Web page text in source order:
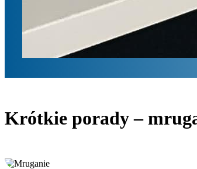
Krótkie porady –